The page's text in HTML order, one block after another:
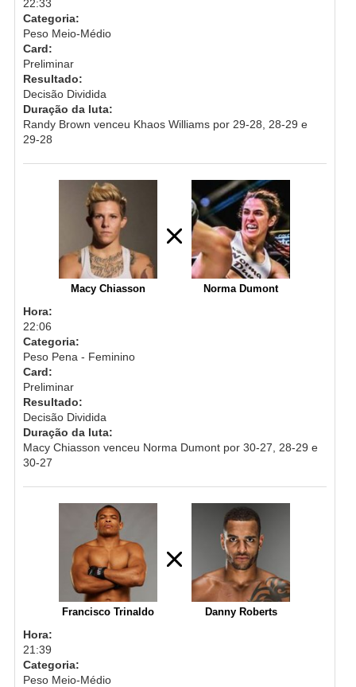
22:33
Categoria:
Peso Meio-Médio
Card:
Preliminar
Resultado:
Decisão Dividida
Duração da luta:
Randy Brown venceu Khaos Williams por 29-28, 28-29 e
29-28
Macy Chiasson Norma Dumont
Hora:
22:06
Categoria:
Peso Pena - Feminino
Card:
Preliminar
Resultado:
Decisão Dividida
Duração da luta:
Macy Chiasson venceu Norma Dumont por 30-27, 28-29 e
30-27
Francisco Trinaldo Danny Roberts
Hora:
21:39
Categoria:
Peso Meio-Médio